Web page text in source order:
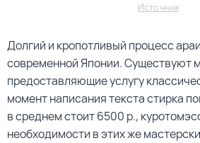
Источник
Долгий и кропотливый процесс
современной Японии. Существуют
предоставляющие услугу
момент написания текста стирка
в среднем стоит 6500 р.,
необходимости в этих же